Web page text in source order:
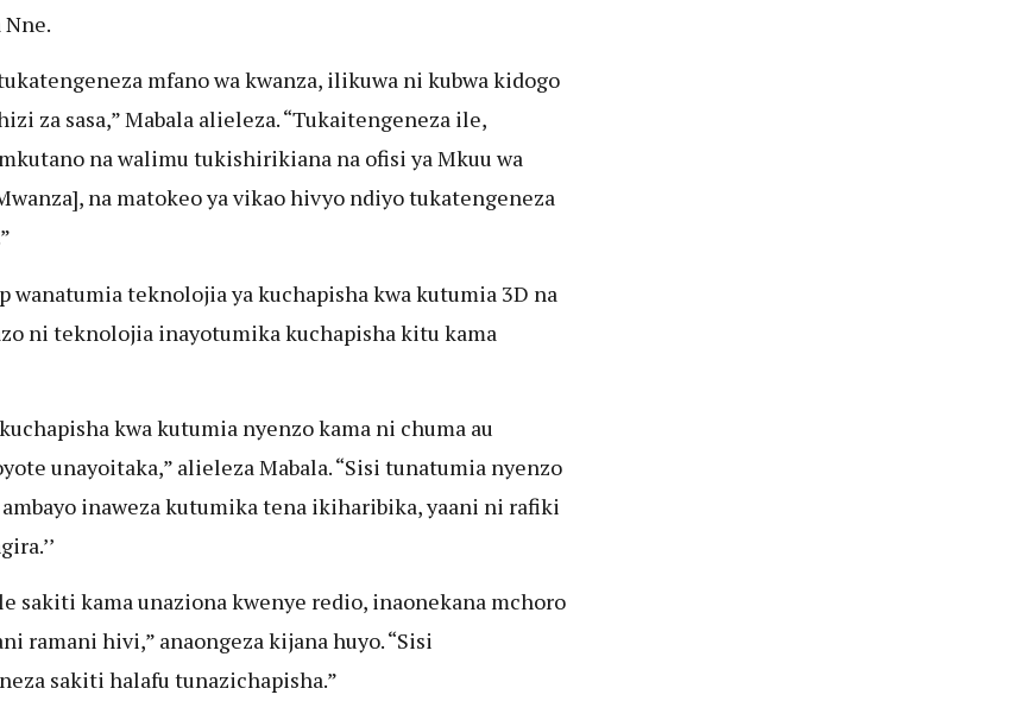
mfano wa kwanza, ilikuwa ni kubwa kidogo
za sasa,” Mabala alieleza. “Tukaitengeneza ile,
na walimu tukishirikiana na ofisi ya Mkuu wa
na matokeo ya vikao hivyo ndiyo tukatengeneza
wanatumia teknolojia ya kuchapisha kwa kutumia 3D na
ni teknolojia inayotumika kuchapisha kitu kama
kwa kutumia nyenzo kama ni chuma au
unayoitaka,” alieleza Mabala. “Sisi tunatumia nyenzo
inaweza kutumika tena ikiharibika, yaani ni rafiki
sakiti kama unaziona kwenye redio, inaonekana mchoro
ramani hivi,” anaongeza kijana huyo. “Sisi
sakiti halafu tunazichapisha.”